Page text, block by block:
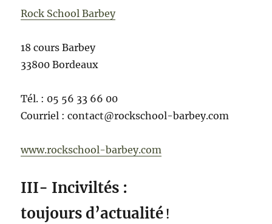
Rock School Barbey
18 cours Barbey
33800 Bordeaux
Tél. : 05 56 33 66 00
Courriel : contact@rockschool-barbey.com
www.rockschool-barbey.com
III- Inciviltés :
toujoursd’actualité !